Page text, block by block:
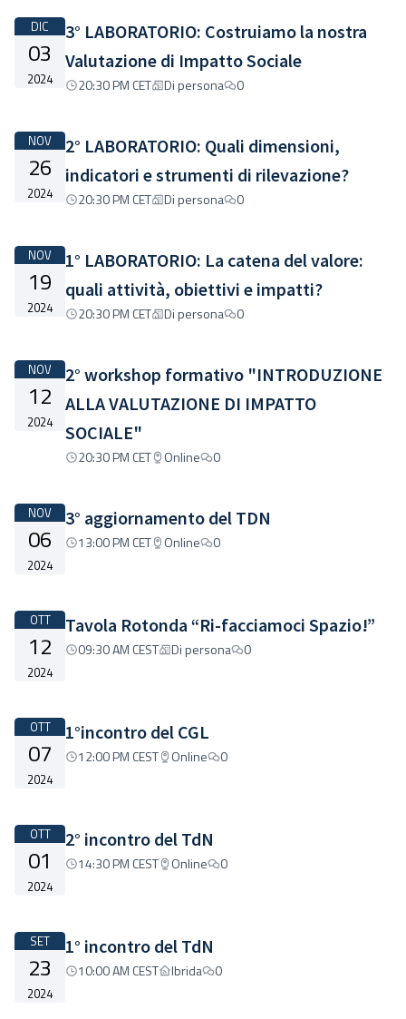
DIC
03
2024
3° LABORATORIO: Costruiamo la nostra
Valutazione di Impatto Sociale
20:30 PM CET Di persona 0
NOV
26
2024
2° LABORATORIO: Quali dimensioni,
indicatori e strumenti di rilevazione?
20:30 PM CET Di persona 0
NOV
19
2024
1° LABORATORIO: La catena del valore:
quali attività, obiettivi e impatti?
20:30 PM CET Di persona 0
NOV
12
2024
2° workshop formativo "INTRODUZIONE
ALLA VALUTAZIONE DI IMPATTO
SOCIALE"
20:30 PM CET Online 0
NOV
06
2024
3° aggiornamento del TDN
13:00 PM CET Online 0
OTT
12
2024
Tavola Rotonda “Ri-facciamoci Spazio!”
09:30 AM CEST Di persona 0
OTT
07
2024
1°incontro del CGL
12:00 PM CEST Online 0
OTT
01
2024
2° incontro del TdN
14:30 PM CEST Online 0
SET
23
2024
1° incontro del TdN
10:00 AM CEST Ibrida 0